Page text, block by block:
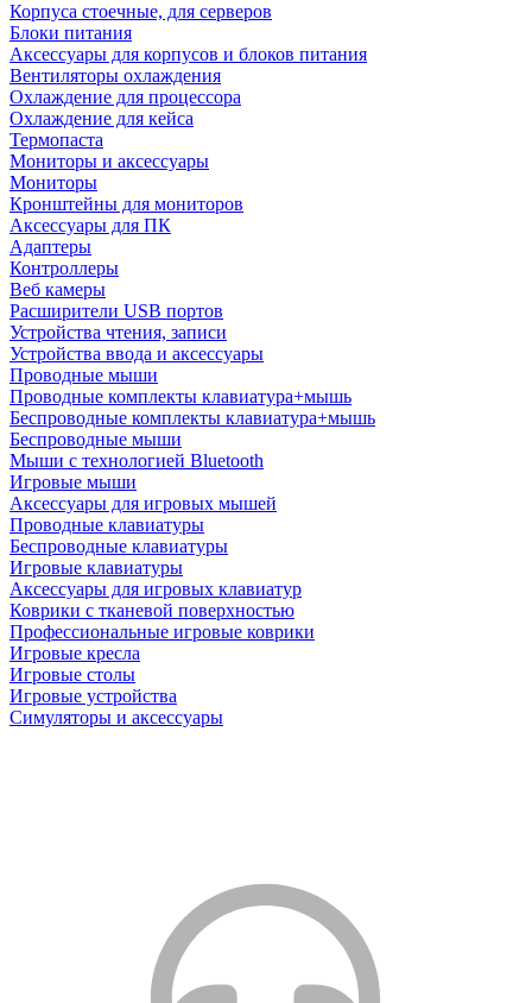
Корпуса стоечные, для серверов
Блоки питания
Аксессуары для корпусов и блоков питания
Вентиляторы охлаждения
Охлаждение для процессора
Охлаждение для кейса
Термопаста
Мониторы и аксессуары
Мониторы
Кронштейны для мониторов
Аксессуары для ПК
Адаптеры
Контроллеры
Веб камеры
Расширители USB портов
Устройства чтения, записи
Устройства ввода и аксессуары
Проводные мыши
Проводные комплекты клавиатура+мышь
Беспроводные комплекты клавиатура+мышь
Беспроводные мыши
Мыши с технологией Bluetooth
Игровые мыши
Аксессуары для игровых мышей
Проводные клавиатуры
Беспроводные клавиатуры
Игровые клавиатуры
Аксессуары для игровых клавиатур
Коврики с тканевой поверхностью
Профессиональные игровые коврики
Игровые кресла
Игровые столы
Игровые устройства
Симуляторы и аксессуары